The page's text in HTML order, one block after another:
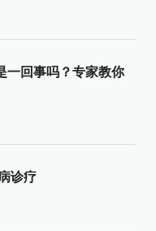
一回事吗？专家教你
诊疗